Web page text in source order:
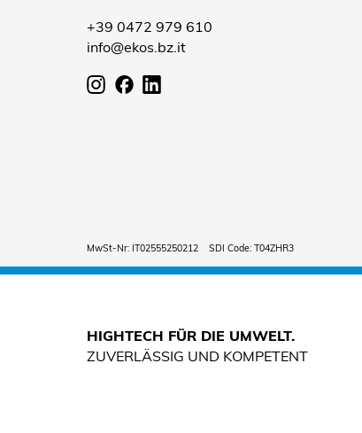
+39 0472 979 610
info@ekos.bz.it
MwSt-Nr: IT02555250212 SDI Code: T04ZHR3
HIGHTECH FÜR DIE UMWELT.
ZUVERLÄSSIG UND KOMPETENT